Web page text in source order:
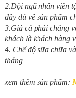
2.Đội ngũ nhân viên
đầy đủ về sản phẩm
3.Giá cả phải chăng
khách là khách hàng
4. Chế độ sữa chữa
tháng
xem thêm sản phẩm: